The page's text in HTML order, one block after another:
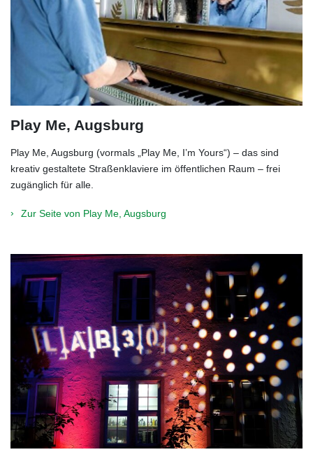
Play Me, Augsburg
Play Me, Augsburg (vormals „Play Me, I’m Yours“) – das sind
kreativ gestaltete Straßenklaviere im öffentlichen Raum – frei
zugänglich für alle.
Zur Seite von Play Me, Augsburg